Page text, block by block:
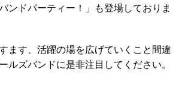
ンドパーティー！」も登場しておりま
ます、活躍の場を広げていくこと間違
ルズバンドに是非注目してください。